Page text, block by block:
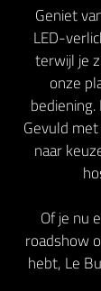
Geniet
LED-
terwijl je
onze
Gevuld
naar
Of je nu
roadshow
hebt, Le